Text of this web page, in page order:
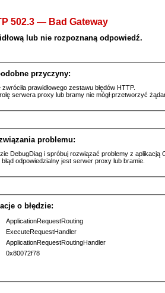
502.3 — Bad Gateway
lub nie rozpoznaną odpowiedź.
przyczyny:
prawidłowego zestawu błędów HTTP.
serwera proxy lub bramy nie mógł przetworzyć
problemu:
DebugDiag i spróbuj rozwiązać problemy z aplikacją
odpowiedzialny jest serwer proxy lub bramie.
o błędzie:
ApplicationRequestRouting
ExecuteRequestHandler
ApplicationRequestRoutingHandler
0x80072f78